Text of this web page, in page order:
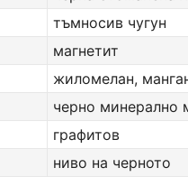
тъмносив чугун
магнетит
жиломелан,
черно минерално
графитов
ниво на черното